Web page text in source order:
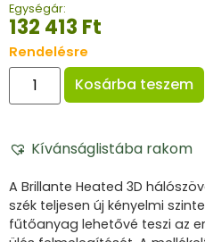
Egységár:
132 413 Ft
Rendelésre
Kosárba teszem
Kívánságlistába rakom
A Brillante Heated 3D
szék teljesen új kényelmi
fűtőanyag lehetővé teszi az